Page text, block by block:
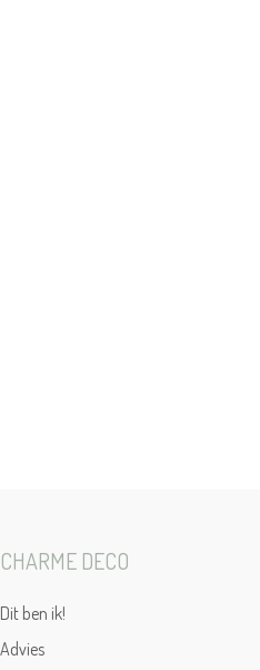
CHARME DECO
Dit ben ik!
Advies